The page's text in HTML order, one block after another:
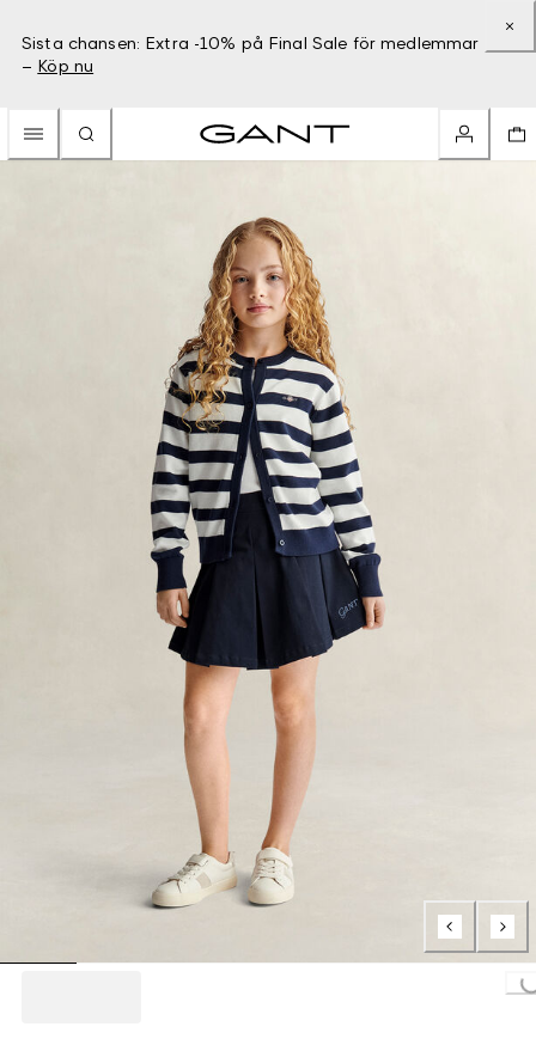
Sista chansen: Extra -10% på Final Sale för medlemmar
– Köp nu
Loading...